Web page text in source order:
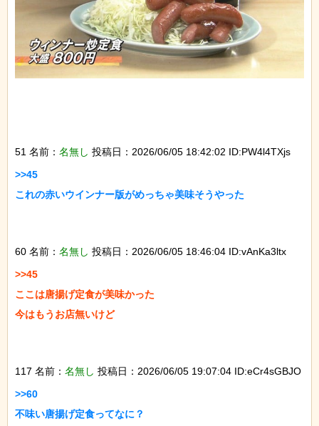
51 名前： 名無し 投稿日：2026/06/05 18:42:02 ID:PW4l4TXjs
>>45
これの赤いウインナー版がめっちゃ美味そうやった
60 名前： 名無し 投稿日：2026/06/05 18:46:04 ID:vAnKa3ltx
>>45
ここは唐揚げ定食が美味かった
今はもうお店無いけど
117 名前： 名無し 投稿日：2026/06/05 19:07:04 ID:eCr4sGBJO
>>60
不味い唐揚げ定食ってなに？